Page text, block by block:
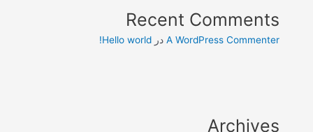
Recent Comments
A WordPress Commenter درHello world!
Archives